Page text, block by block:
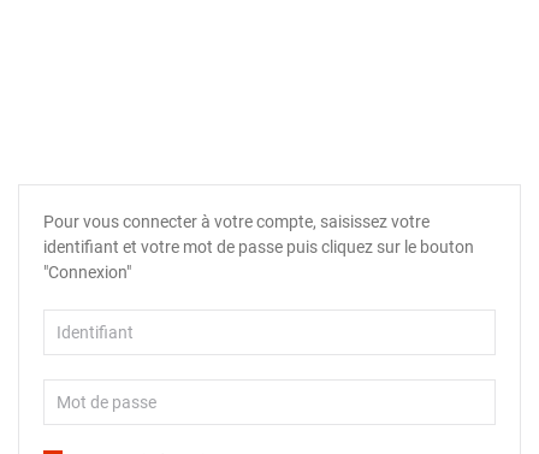
Pour vous connecter à votre compte, saisissez votre
identifiant et votre mot de passe puis cliquez sur le bouton
"Connexion"